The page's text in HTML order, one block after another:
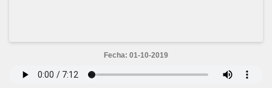
Fecha: 01-10-2019